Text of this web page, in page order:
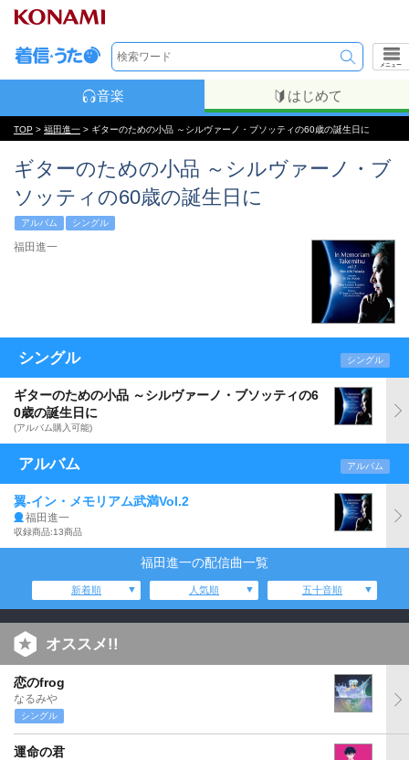
メニュー
音楽 はじめて
TOP > 福田進一 > ギターのための小品 ～シルヴァーノ・ブソッティの60歳の誕生日に
ギターのための小品 ～シルヴァーノ・ブ
ソッティの60歳の誕生日に
アルバム シングル
福田進一
シングル シングル
ギターのための小品 ～シルヴァーノ・ブソッティの6
0歳の誕生日に
(アルバム購入可能)
アルバム アルバム
翼-イン・メモリアム武満Vol.2
福田進一
収録商品:13商品
福田進一の配信曲一覧
新着順 人気順 五十音順
オススメ!!
恋のfrog
なるみや
シングル
運命の君